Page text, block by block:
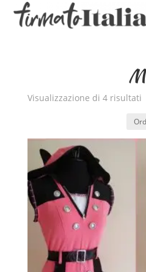
M
Visualizzazione di 4 risultati